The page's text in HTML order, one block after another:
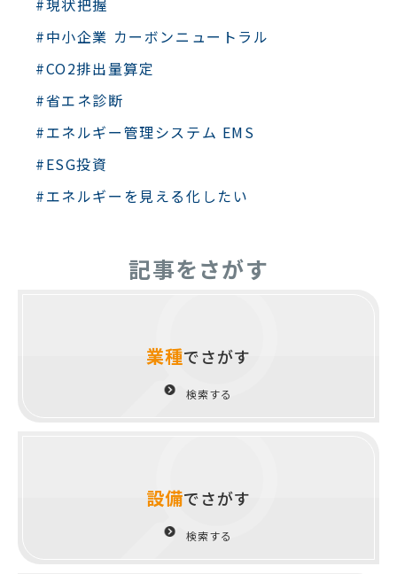
#現状把握
#中小企業 カーボンニュートラル
#CO2排出量算定
#省エネ診断
#エネルギー管理システム EMS
#ESG投資
#エネルギーを見える化したい
記事をさがす
業種でさがす
検索する
設備でさがす
検索する